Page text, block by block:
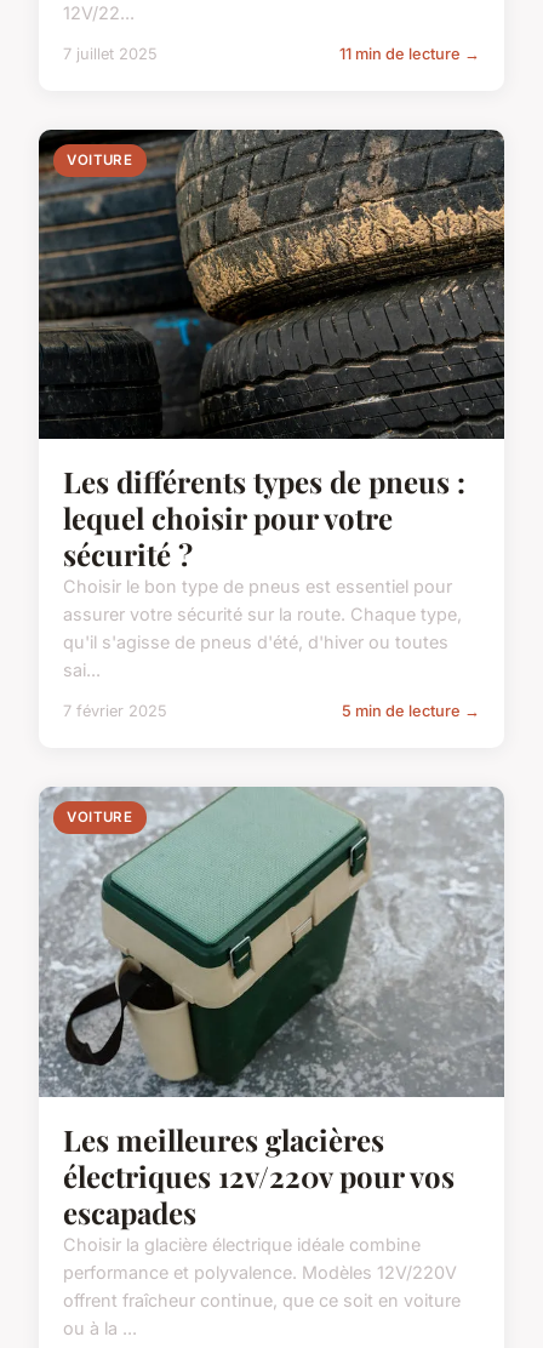
12V/22...
7 juillet 2025 11 min de lecture →
VOITURE
Les différents types de pneus :
lequel choisir pour votre
sécurité ?
Choisir le bon type de pneus est essentiel pour
assurer votre sécurité sur la route. Chaque type,
qu'il s'agisse de pneus d'été, d'hiver ou toutes
sai...
7 février 2025 5 min de lecture →
VOITURE
Les meilleures glacières
électriques 12v/220v pour vos
escapades
Choisir la glacière électrique idéale combine
performance et polyvalence. Modèles 12V/220V
offrent fraîcheur continue, que ce soit en voiture
ou à la ...